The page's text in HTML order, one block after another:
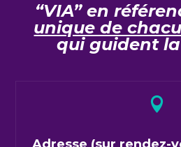
“VIA”en
unique de
qui guident
